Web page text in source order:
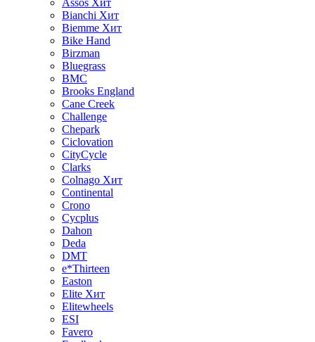
Assos Хит
Bianchi Хит
Biemme Хит
Bike Hand
Birzman
Bluegrass
BMC
Brooks England
Cane Creek
Challenge
Chepark
Ciclovation
CityCycle
Clarks
Colnago Хит
Continental
Crono
Cycplus
Dahon
Deda
DMT
e*Thirteen
Easton
Elite Хит
Elitewheels
ESI
Favero